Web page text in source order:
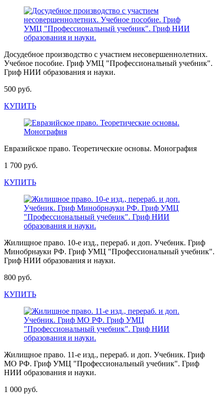
Досудебное производство с участием несовершеннолетних.
Учебное пособие. Гриф УМЦ "Профессиональный учебник".
Гриф НИИ образования и науки.
500 руб.
КУПИТЬ
Евразийское право. Теоретические основы. Монография
1 700 руб.
КУПИТЬ
Жилищное право. 10-е изд., перераб. и доп. Учебник. Гриф
Минобрнауки РФ. Гриф УМЦ "Профессиональный учебник".
Гриф НИИ образования и науки.
800 руб.
КУПИТЬ
Жилищное право. 11-е изд., перераб. и доп. Учебник. Гриф
МО РФ. Гриф УМЦ "Профессиональный учебник". Гриф
НИИ образования и науки.
1 000 руб.